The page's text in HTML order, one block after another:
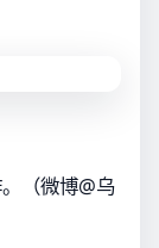
（微博@乌